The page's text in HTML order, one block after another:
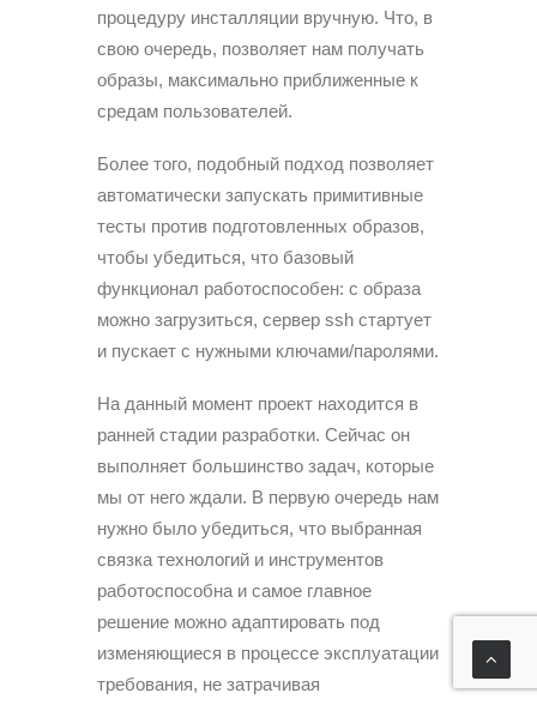
процедуру инсталляции вручную. Что, в
свою очередь, позволяет нам получать
образы, максимально приближенные к
средам пользователей.
Более того, подобный подход позволяет
автоматически запускать примитивные
тесты против подготовленных образов,
чтобы убедиться, что базовый
функционал работоспособен: с образа
можно загрузиться, сервер ssh стартует
и пускает с нужными ключами/паролями.
На данный момент проект находится в
ранней стадии разработки. Сейчас он
выполняет большинство задач, которые
мы от него ждали. В первую очередь нам
нужно было убедиться, что выбранная
связка технологий и инструментов
работоспособна и самое главное
решение можно адаптировать под
изменяющиеся в процессе эксплуатации
требования, не затрачивая